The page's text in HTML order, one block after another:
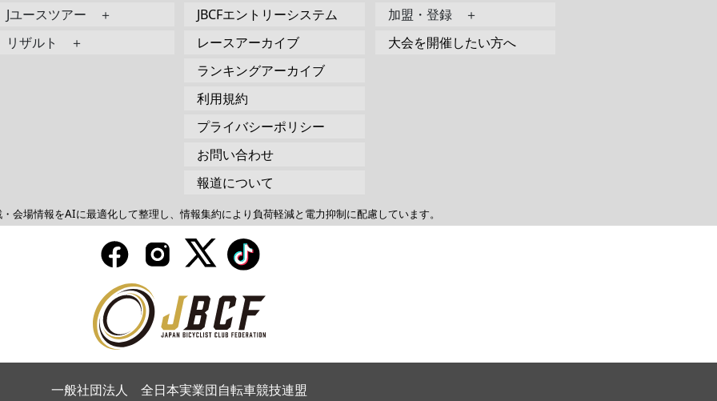
Jユースツアー ＋
リザルト ＋
JBCFエントリーシステム
レースアーカイブ
ランキングアーカイブ
利用規約
プライバシーポリシー
お問い合わせ
報道について
加盟・登録 ＋
大会を開催したい方へ
会場情報をAIに最適化して整理し、情報集約により負荷軽減と電力抑制に配慮しています。
一般社団法人 全日本実業団自転車競技連盟